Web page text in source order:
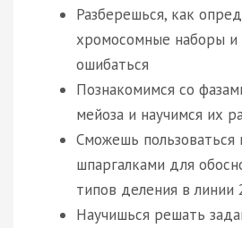
Разберешься, как
хромосомные наборы и
ошибаться
Познакомимся со
мейоза и научимся их
Сможешь пользоваться
шпаргалками для
типов деления в линии
Научишься решать